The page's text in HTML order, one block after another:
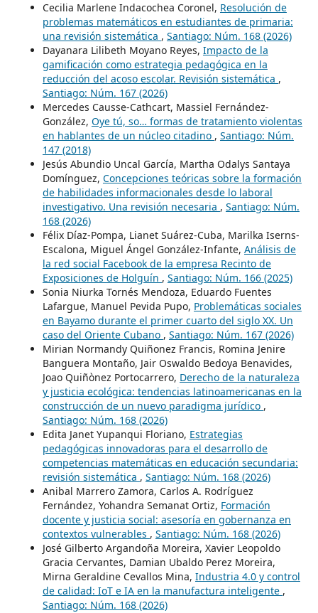
Cecilia Marlene Indacochea Coronel, Resolución de
problemas matemáticos en estudiantes de primaria:
una revisión sistemática , Santiago: Núm. 168 (2026)
Dayanara Lilibeth Moyano Reyes, Impacto de la
gamificación como estrategia pedagógica en la
reducción del acoso escolar. Revisión sistemática ,
Santiago: Núm. 167 (2026)
Mercedes Causse-Cathcart, Massiel Fernández-
González, Oye tú, so… formas de tratamiento violentas
en hablantes de un núcleo citadino , Santiago: Núm.
147 (2018)
Jesús Abundio Uncal García, Martha Odalys Santaya
Domínguez, Concepciones teóricas sobre la formación
de habilidades informacionales desde lo laboral
investigativo. Una revisión necesaria , Santiago: Núm.
168 (2026)
Félix Díaz-Pompa, Lianet Suárez-Cuba, Marilka Iserns-
Escalona, Miguel Ángel González-Infante, Análisis de
la red social Facebook de la empresa Recinto de
Exposiciones de Holguín , Santiago: Núm. 166 (2025)
Sonia Niurka Tornés Mendoza, Eduardo Fuentes
Lafargue, Manuel Pevida Pupo, Problemáticas sociales
en Bayamo durante el primer cuarto del siglo XX. Un
caso del Oriente Cubano , Santiago: Núm. 167 (2026)
Mirian Normandy Quiñonez Francis, Romina Jenire
Banguera Montaño, Jair Oswaldo Bedoya Benavides,
Joao Quiñònez Portocarrero, Derecho de la naturaleza
y justicia ecológica: tendencias latinoamericanas en la
construcción de un nuevo paradigma jurídico ,
Santiago: Núm. 168 (2026)
Edita Janet Yupanqui Floriano, Estrategias
pedagógicas innovadoras para el desarrollo de
competencias matemáticas en educación secundaria:
revisión sistemática , Santiago: Núm. 168 (2026)
Anibal Marrero Zamora, Carlos A. Rodríguez
Fernández, Yohandra Semanat Ortiz, Formación
docente y justicia social: asesoría en gobernanza en
contextos vulnerables , Santiago: Núm. 168 (2026)
José Gilberto Argandoña Moreira, Xavier Leopoldo
Gracia Cervantes, Damian Ubaldo Perez Moreira,
Mirna Geraldine Cevallos Mina, Industria 4.0 y control
de calidad: IoT e IA en la manufactura inteligente ,
Santiago: Núm. 168 (2026)